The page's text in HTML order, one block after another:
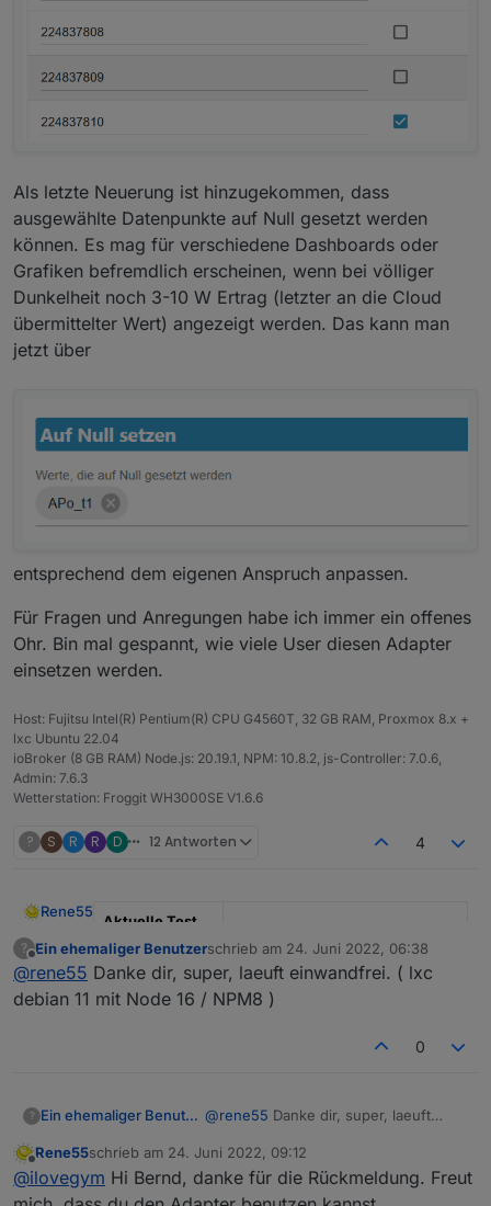
Als letzte Neuerung ist hinzugekommen, dass
ausgewählte Datenpunkte auf Null gesetzt werden
können. Es mag für verschiedene Dashboards oder
Grafiken befremdlich erscheinen, wenn bei völliger
Dunkelheit noch 3-10 W Ertrag (letzter an die Cloud
übermittelter Wert) angezeigt werden. Das kann man
jetzt über
entsprechend dem eigenen Anspruch anpassen.
Für Fragen und Anregungen habe ich immer ein offenes
Ohr. Bin mal gespannt, wie viele User diesen Adapter
einsetzen werden.
Host: Fujitsu Intel(R) Pentium(R) CPU G4560T, 32 GB RAM, Proxmox 8.x +
lxc Ubuntu 22.04
ioBroker (8 GB RAM) Node.js: 20.19.1, NPM: 10.8.2, js-Controller: 7.0.6,
Admin: 7.6.3
Wetterstation: Froggit WH3000SE V1.6.6
? S R R D 12 Antworten 4
Rene55
Aktuelle Test
Version
0.5.1
Veröffentlichun
gsdatum
23.06.2022
https://github.com/raschy/ioBrok
SolarmanPV, Adapter für Bosswerk MIxxx, Deyexxx.
Dieser Adapter dient dazu, Daten eines
Balkonkraftwerks, die durch einen Wechselrichter
"Bosswerk MI600" bereit gestellt werden, in ioBroker
Ich gehe davon aus, dass die Anlage bisher durch die
?
Offline
Ein ehemaliger Benutzerschrieb am 24. Juni 2022, 06:38
zuletzt editiert von
@rene55 Danke dir, super, laeuft einwandfrei. ( lxc
debian 11 mit Node 16 / NPM8 )
0
? Ein ehemaliger Benutzer @rene55 Danke dir, super, laeuft
16 / NPM8 )
Offline
Rene55schrieb am 24. Juni 2022, 09:12
zuletzt editiert von
@ilovegym Hi Bernd, danke für die Rückmeldung. Freut